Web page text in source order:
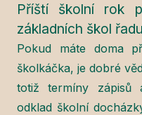
Příští školní rok
základních škol
Pokud máte doma
školkáčka, je dobré
totiž termíny zápisů
odklad školní